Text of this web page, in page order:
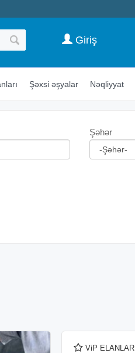
Giriş
Şəxsi əşyalar Nəqliyyat
Şəhər
ViP ELANLAR